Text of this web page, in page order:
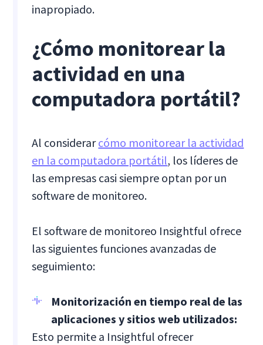
inapropiado.
¿Cómo monitorear la
actividad en una
computadora portátil?
Al considerarcómo monitorear la actividad
en la computadora portátil, los líderes de
las empresas casi siempre optan por un
software de monitoreo.
El software de monitoreo Insightful ofrece
las siguientes funciones avanzadas de
seguimiento:
Monitorización en tiempo real de las
aplicaciones y sitios web utilizados:
Esto permite a Insightful ofrecer